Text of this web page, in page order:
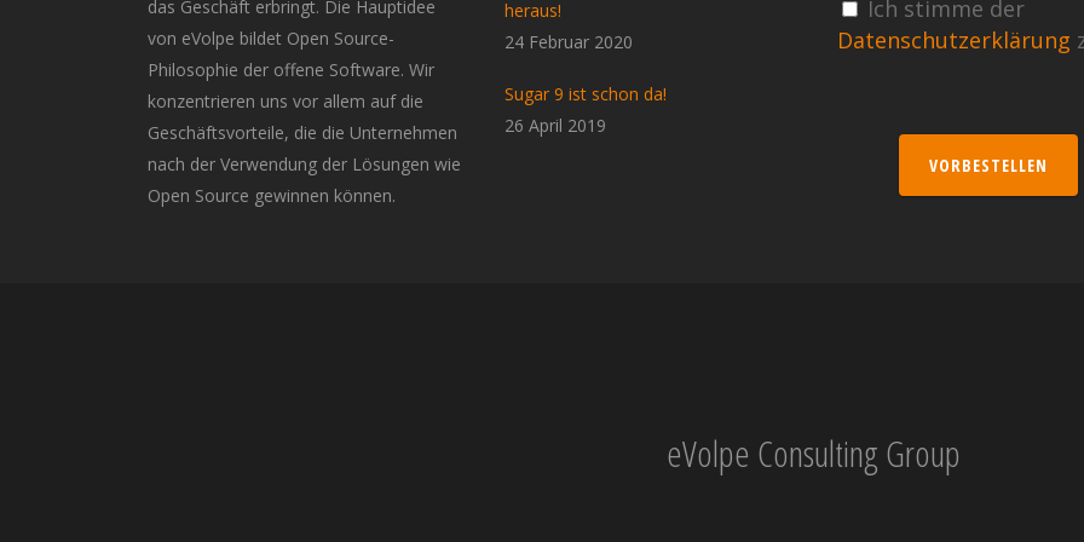
das Geschäft erbringt. Die Hauptidee
von eVolpe bildet Open Source-
Philosophie der offene Software. Wir
konzentrieren uns vor allem auf die
Geschäftsvorteile, die die Unternehmen
nach der Verwendung der Lösungen wie
Open Source gewinnen können.
heraus!
24 Februar 2020
Sugar 9 ist schon da!
26 April 2019
Ich stimme der
Datenschutzerklärung
VORBESTELLEN
eVolpe Consulting Group